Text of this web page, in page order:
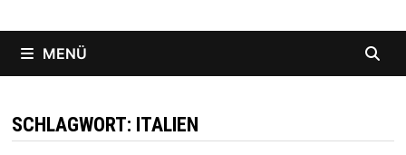
MENÜ
SCHLAGWORT: ITALIEN